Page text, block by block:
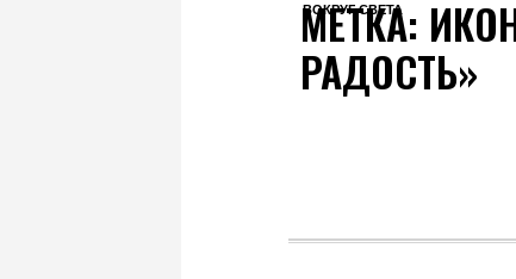
ВОКРУГ СВЕТА
МЕТКА:
РАДОСТЬ»